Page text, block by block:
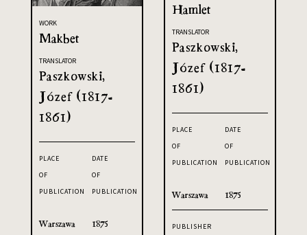
Hamlet
TRANSLATOR
Paszkowski,
Józef (1817-
1861)
PLACE
OF
PUBLICATION
Warszawa
DATE
OF
PUBLICATION
1875
PUBLISHER
WORK
Makbet
TRANSLATOR
Paszkowski,
Józef (1817-
1861)
PLACE
OF
PUBLICATION
Warszawa
DATE
OF
PUBLICATION
1875